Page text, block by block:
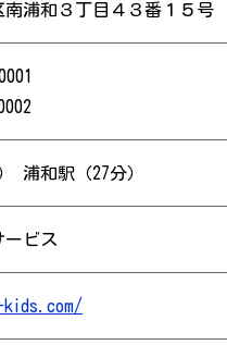
南浦和３丁目４３番１５号
浦和駅（27分）
ービス